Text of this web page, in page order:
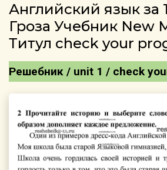
Английский язык за
Гроза Учебник New
Титул check your
Решебник / unit 1 / check